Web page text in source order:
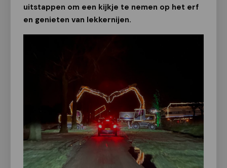
uitstappen om een kijkje te nemen op het erf
en genieten van lekkernijen.